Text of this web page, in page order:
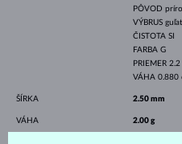
PÔVOD
VÝBRUS
ČISTOTA SI
FARBA G
PRIEMER 2.2
VÁHA 0.880
ŠÍRKA 2.50 mm
VÁHA 2.00 g